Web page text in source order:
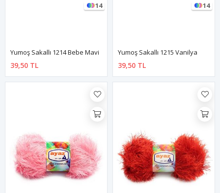
14
Yumoş Sakallı 1214 Bebe Mavi
39,50 TL
14
Yumoş Sakallı 1215 Vanilya
39,50 TL